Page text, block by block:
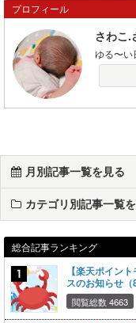
プロフィール
さわこ.
ゆる〜い
月別記事一覧を見る
カテゴリ別記事一覧
総合記事ランキング
【楽天ポイン
スのお知らせ（
閲覧総数 4663